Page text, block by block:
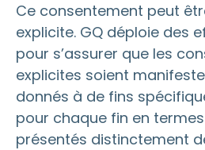
Ce consentement peut
explicite. GQ déploie des
pour s’assurer que les
explicites soient
donnés à de fins
pour chaque fin en
présentés distinctement